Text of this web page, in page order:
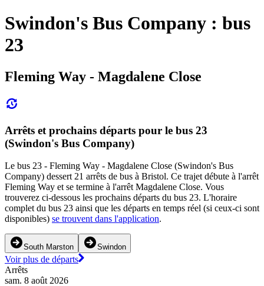
Swindon's Bus Company : bus
23
Fleming Way - Magdalene Close
Arrêts et prochains départs pour le bus 23
(Swindon's Bus Company)
Le bus 23 - Fleming Way - Magdalene Close (Swindon's Bus
Company) dessert 21 arrêts de bus à Bristol. Ce trajet débute à l'arrêt
Fleming Way et se termine à l'arrêt Magdalene Close. Vous
trouverez ci-dessous les prochains départs du bus 23. L'horaire
complet du bus 23 ainsi que les départs en temps réel (si ceux-ci sont
disponibles) se trouvent dans l'application.
South Marston Swindon
Voir plus de départs
Arrêts
sam. 8 août 2026